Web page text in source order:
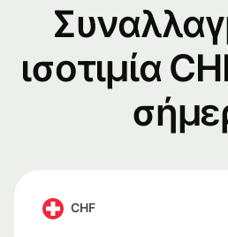
ισοτιμία
CHF